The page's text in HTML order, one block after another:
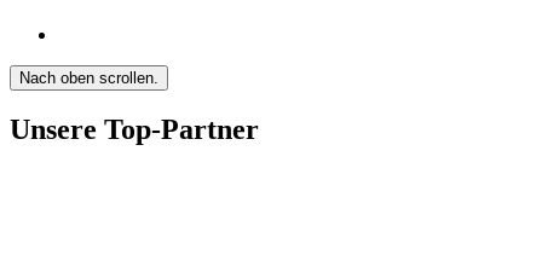
Nach oben scrollen.
Unsere Top-Partner